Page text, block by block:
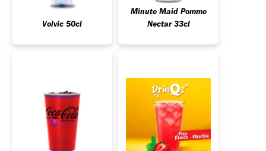
Volvic 50cl
Minute Maid Pomme
Nectar 33cl